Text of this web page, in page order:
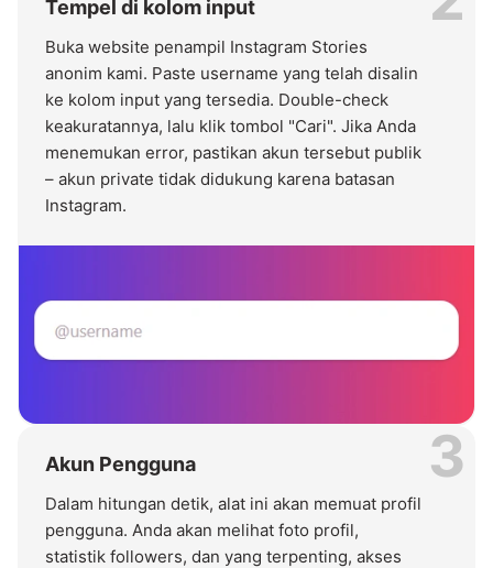
Tempel di kolom input
Buka website penampil Instagram Stories
anonim kami. Paste username yang telah disalin
ke kolom input yang tersedia. Double-check
keakuratannya, lalu klik tombol "Cari". Jika Anda
menemukan error, pastikan akun tersebut publik
– akun private tidak didukung karena batasan
Instagram.
Akun Pengguna
Dalam hitungan detik, alat ini akan memuat profil
pengguna. Anda akan melihat foto profil,
statistik followers, dan yang terpenting, akses
3